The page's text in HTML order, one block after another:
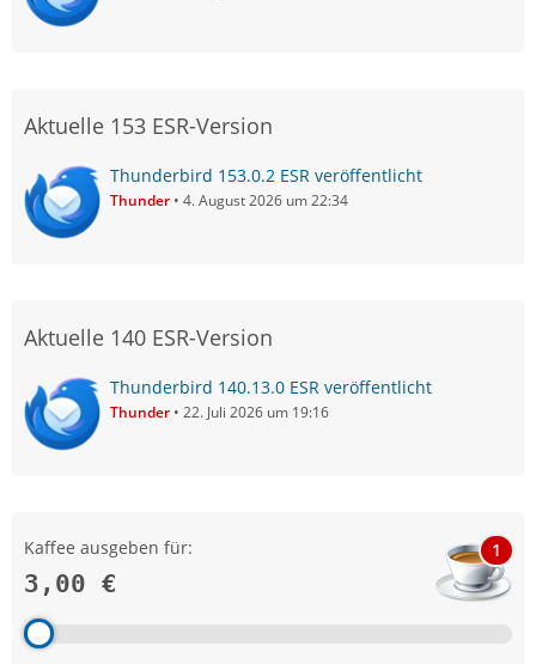
Aktuelle 153 ESR-Version
Thunderbird 153.0.2 ESR veröffentlicht
Thunder 4. August 2026 um 22:34
Aktuelle 140 ESR-Version
Thunderbird 140.13.0 ESR veröffentlicht
Thunder 22. Juli 2026 um 19:16
Kaffee ausgeben für:
3,00 €
1